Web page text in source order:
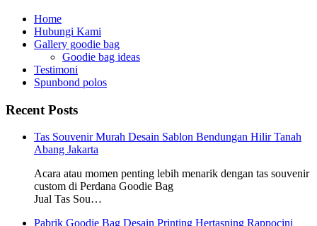
Home
Hubungi Kami
Gallery goodie bag
Goodie bag ideas
Testimoni
Spunbond polos
Recent Posts
Tas Souvenir Murah Desain Sablon Bendungan Hilir Tanah
Abang Jakarta
Acara atau momen penting lebih menarik dengan tas souvenir
custom di Perdana Goodie Bag
Jual Tas Sou…
Pabrik Goodie Bag Desain Printing Hertasning Rappocini